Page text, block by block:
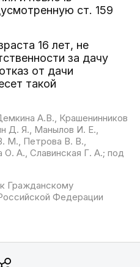
ст. 159
16 лет, не
за дачу
от дачи
такой
А.В., Крашенинников
Д. Я., Манылов И. Е.,
М., Петрова В. В.,
О. А., Славинская Г. А.; под
Гражданскому
Федерации